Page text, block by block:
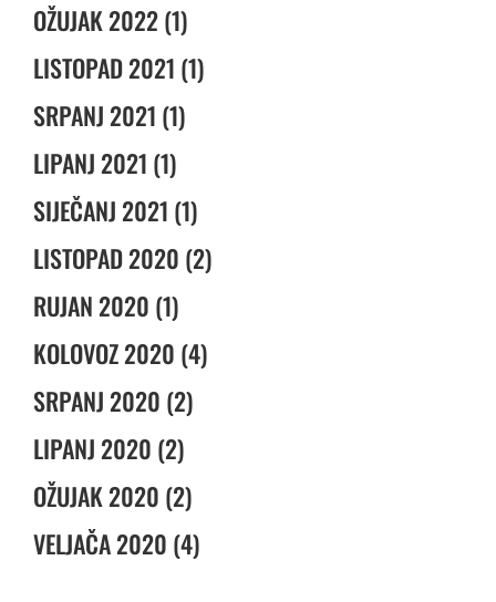
OŽUJAK 2022 (1)
LISTOPAD 2021 (1)
SRPANJ 2021 (1)
LIPANJ 2021 (1)
SIJEČANJ 2021 (1)
LISTOPAD 2020 (2)
RUJAN 2020 (1)
KOLOVOZ 2020 (4)
SRPANJ 2020 (2)
LIPANJ 2020 (2)
OŽUJAK 2020 (2)
VELJAČA 2020 (4)